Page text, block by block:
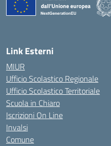
Link Esterni
MIUR
Ufficio Scolastico Regionale
Ufficio Scolastico Territoriale
Scuola in Chiaro
Iscrizioni On Line
Invalsi
Comune